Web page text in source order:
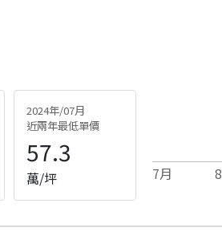
2024年/07月
近兩年最低單價
57.3
萬/坪 7月 8